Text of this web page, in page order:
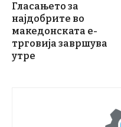
Гласањето за
најдобрите во
македонската е-
трговија завршува
утре